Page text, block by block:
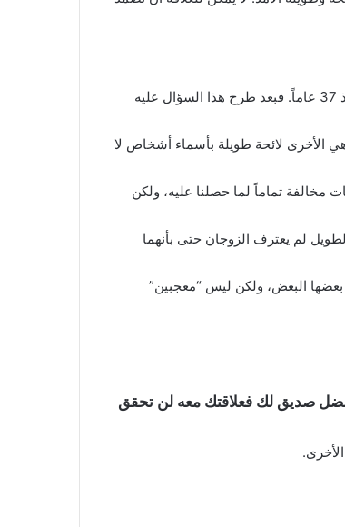
وكانت معظم الأجوبة مفاجئة! كان هنالك طبيب في ريو دي جانيرو متزوج منذ 37 عاماً. فبعد طرح هذا السؤال عليه
الأخرى لائحة طويلة بأسماء أشخاص لا
مخالفة تماماً لما حصلنا عليه، ولكن
لم يعترف الزوجان حتى بأنهما
بعضها البعض، ولكن ليس “معجبين”
صديق لك فعلاقتك معه لن تحقق